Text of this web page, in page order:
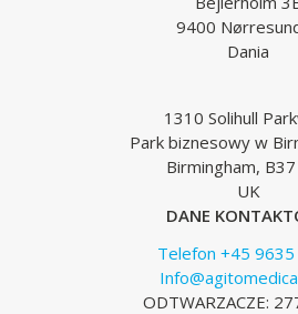
9400
Dania
1310 Solihull
Park biznesowy w
Birmingham,
UK
DANE
Telefon +45
ODTWARZACZE: